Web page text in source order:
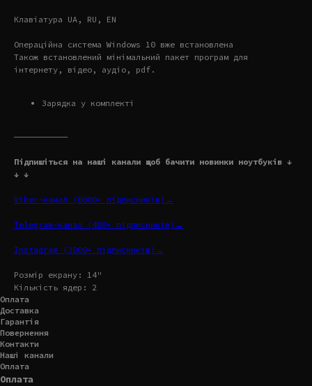
Клавіатура UA, RU, EN
Операційна система Windows 10 вже встановлена
Також встановлений мінімальний пакет програм для
інтернету, відео, аудіо, pdf.
Зарядка у комплекті
———————————
Підпишіться на наші канали щоб бачити новинки ноутбуків ↓
↓ ↓
Viber-канал (6000+ підписників)→
Telegram-канал (400+ підписників)→
Instagram (3000+ підписників)→
Розмір екрану: 14"
Кількість ядер: 2
Оплата
Доставка
Гарантія
Повернення
Контакти
Наші канали
Оплата
Оплата